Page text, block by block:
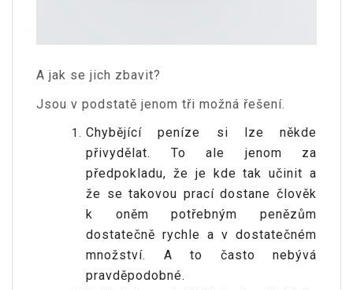
A jak se jich zbavit?
Jsou v podstatě jenom tři možná řešení.
Chybějící peníze si lze někde
přivydělat. To ale jenom za
předpokladu, že je kde tak učinit a
že se takovou prací dostane člověk
k oněm potřebným penězům
dostatečně rychle a v dostatečném
množství. A to často nebývá
pravděpodobné.